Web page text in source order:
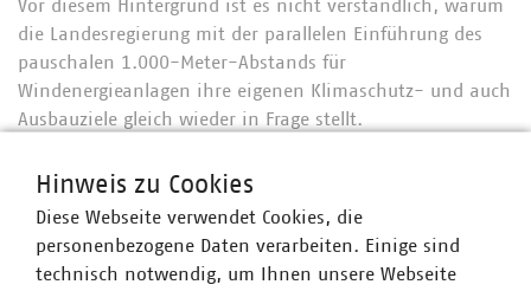
Vor diesem Hintergrund ist es nicht verständlich, warum
die Landesregierung mit der parallelen Einführung des
pauschalen 1.000-Meter-Abstands für
Windenergieanlagen ihre eigenen Klimaschutz- und auch
Ausbauziele gleich wieder in Frage stellt.
nach deutlicher und breiter Kritik den ersten
Gesetzentwurf nachgebessert und insbesondere die
sogenannte 10-Häuser-Regel sowie den 720-Meter-
Mindestabstand für bestehende Flächennutzungspläne
Hinweis zu Cookies
Diese Webseite verwendet Cookies, die
personenbezogene Daten verarbeiten. Einige sind
technisch notwendig, um Ihnen unsere Webseite